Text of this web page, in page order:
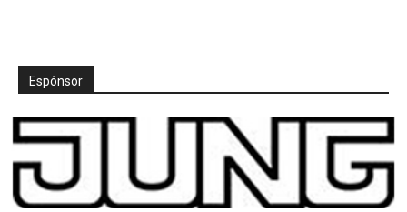
Espónsor